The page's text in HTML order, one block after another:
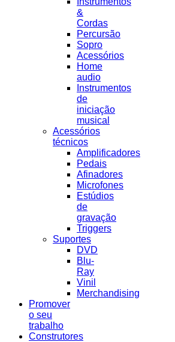
&
Cordas
Percursão
Sopro
Acessórios
Home
audio
Instrumentos
de
iniciação
musical
Acessórios
técnicos
Amplificadores
Pedais
Afinadores
Microfones
Estúdios
de
gravação
Triggers
Suportes
DVD
Blu-
Ray
Vinil
Merchandising
Promover
o seu
trabalho
Construtores